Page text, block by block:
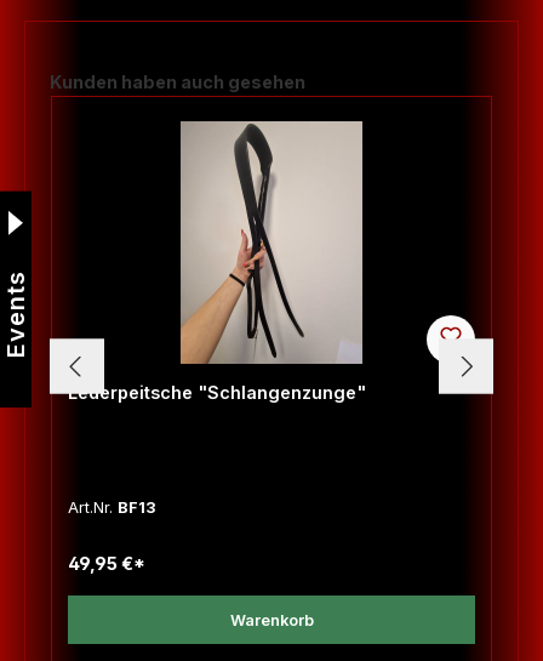
Produktgalerie überspringen
Kunden haben auch gesehen
Lederpeitsche "Schlangenzunge"
Art.Nr. BF13
49,95 €*
Warenkorb
Events